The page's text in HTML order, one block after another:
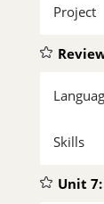
Project
Skills
Unit